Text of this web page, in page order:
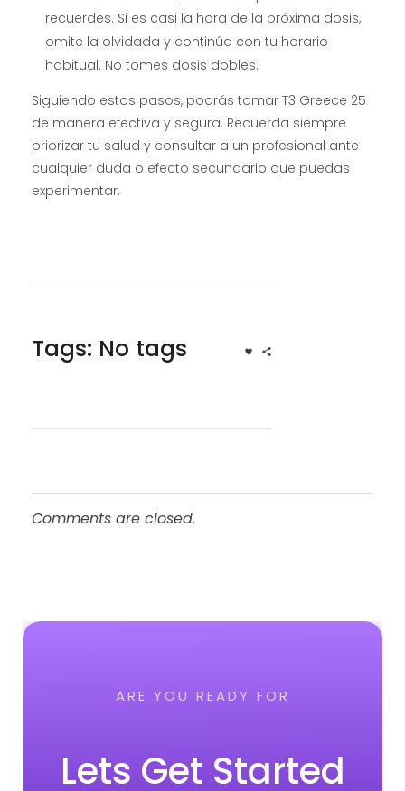
recuerdes. Si es casi la hora de la próxima dosis,
omite la olvidada y continúa con tu horario
habitual. No tomes dosis dobles.
Siguiendo estos pasos, podrás tomar T3 Greece 25
de manera efectiva y segura. Recuerda siempre
priorizar tu salud y consultar a un profesional ante
cualquier duda o efecto secundario que puedas
experimentar.
Tags: No tags
Comments are closed.
ARE YOU READY FOR
Lets Get Started